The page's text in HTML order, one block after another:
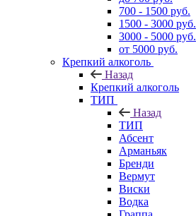
700 - 1500 руб.
1500 - 3000 руб.
3000 - 5000 руб.
от 5000 руб.
Крепкий алкоголь
Назад
Крепкий алкоголь
ТИП
Назад
ТИП
Абсент
Арманьяк
Бренди
Вермут
Виски
Водка